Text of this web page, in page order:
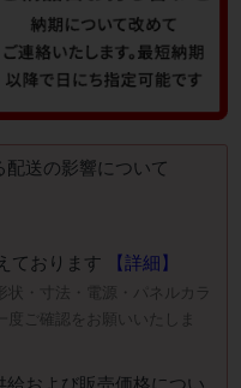
送の影響について
ております 【詳細】
状・寸法・電源・パネルカラ
度ご確認をお願いいたしま
および販売価格につい